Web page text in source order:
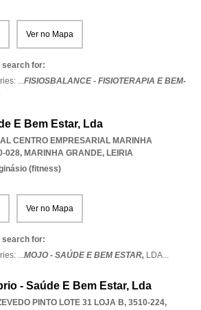
Ver no Mapa
search for:
...FISIOSBALANCE - FISIOTERAPIA E BEM-
E Bem Estar, Lda
CENTRO EMPRESARIAL MARINHA
028, MARINHA GRANDE, LEIRIA
(fitness)
Ver no Mapa
search for:
...MOJO - SAÚDE E BEM ESTAR, LDA...
- Saúde E Bem Estar, Lda
PINTO LOTE 31 LOJA B, 3510-224,